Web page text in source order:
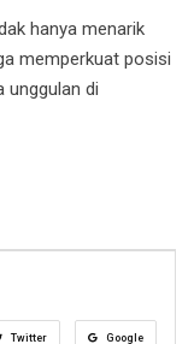
hanya menarik
memperkuat posisi
unggulan di
Twitter Google